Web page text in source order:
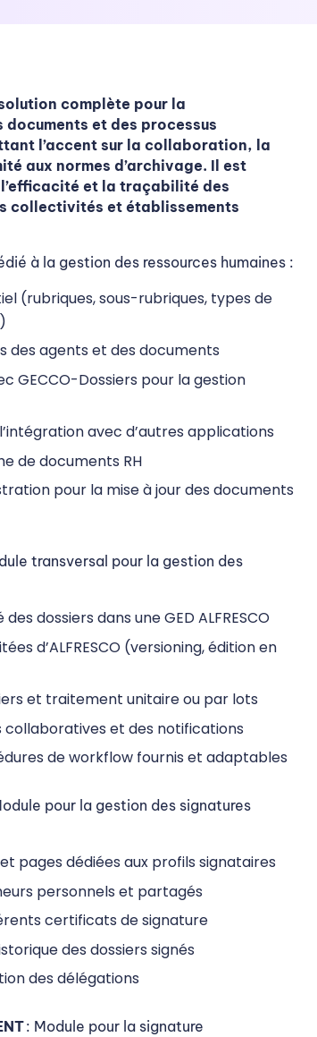
complète pour la
et des processus
l’accent sur la collaboration, la
aux normes d’archivage. Il est
et la traçabilité des
collectivités et établissements
à la gestion des ressources humaines :
(rubriques, sous-rubriques, types de
des agents et des documents
GECCO-Dossiers pour la gestion
avec d’autres applications
de documents RH
pour la mise à jour des documents
transversal pour la gestion des
dossiers dans une GED ALFRESCO
d’ALFRESCO (versioning, édition en
et traitement unitaire ou par lots
collaboratives et des notifications
de workflow fournis et adaptables
pour la gestion des signatures
pages dédiées aux profils signataires
personnels et partagés
certificats de signature
des dossiers signés
des délégations
: Module pour la signature